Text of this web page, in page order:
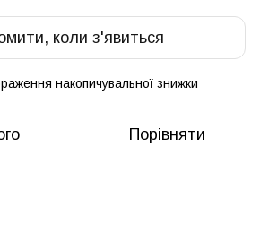
коли з'явиться
накопичувальної знижки
Порівняти